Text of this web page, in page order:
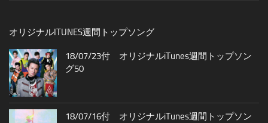
オリジナルITUNES週間トップソング
18/07/23付 オリジナルiTunes週間トップソン
グ50
18/07/16付 オリジナルiTunes週間トップソン